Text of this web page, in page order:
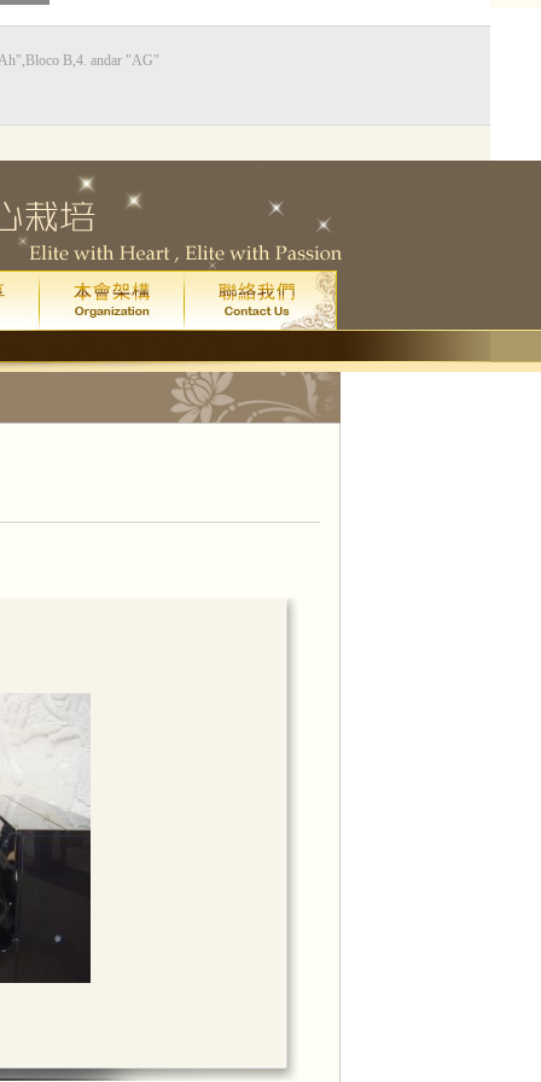
星期五 ) 晚上八點
售罄。
音樂學院 4 級鋼琴考試全年最高
出席節目訪問，本會會長李周麗華
良先生接受訪問。
，於香港HMV、香港唱片、通利琴
怡基金會、葡文書店均有售。
B,4. andar "AG"